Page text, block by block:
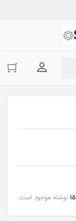
ورود به
15نوشته موجود است.